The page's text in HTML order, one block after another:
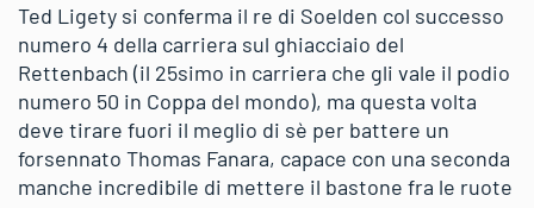
Ted Ligety si conferma il re di Soelden col successo
numero 4 della carriera sul ghiacciaio del
Rettenbach (il 25simo in carriera che gli vale il podio
numero 50 in Coppa del mondo), ma questa volta
deve tirare fuori il meglio di sè per battere un
forsennato Thomas Fanara, capace con una seconda
manche incredibile di mettere il bastone fra le ruote